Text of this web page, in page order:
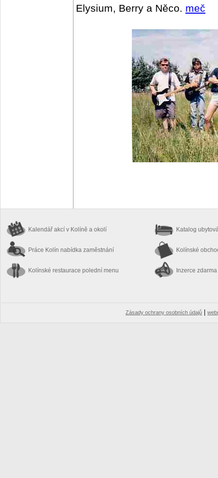
Elysium, Berry a Něco. meč
Kalendář akcí v Kolíně a okolí
Práce Kolín nabídka zaměstnání
Kolínské restaurace polední menu
Katalog
Kolínské
Inzerce zdarma
Zásady ochrany osobních údajů